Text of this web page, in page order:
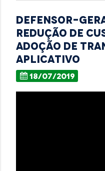
Defensor-
redução de
adoção de
aplicativo
18/07/2019